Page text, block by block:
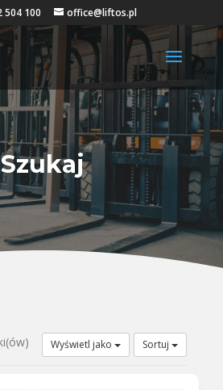
504 100 office@liftos.pl
Szukaj
Wyświetl jako Sortuj